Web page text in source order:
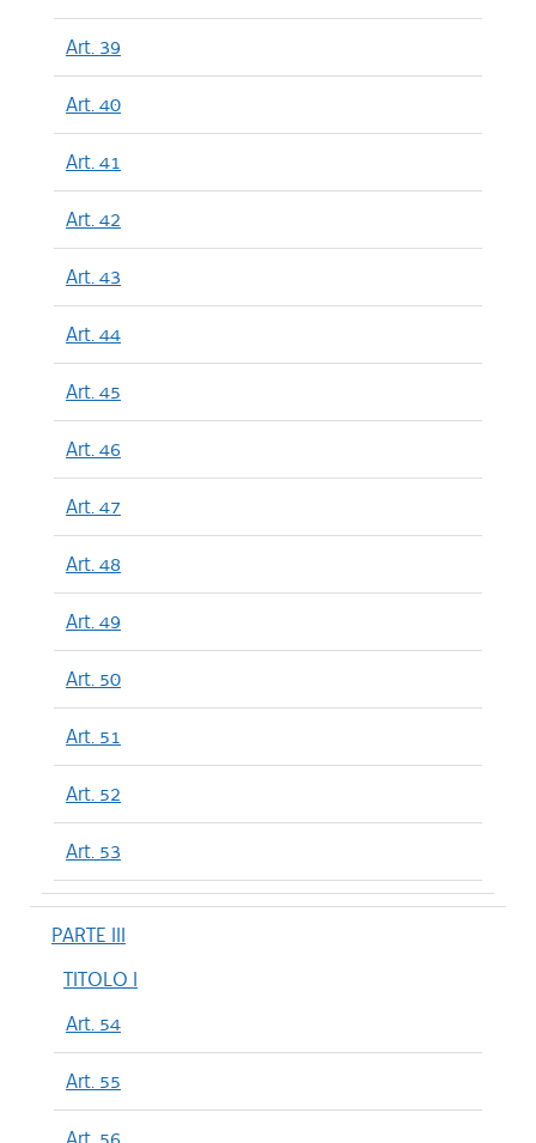
Art. 39
Art. 40
Art. 41
Art. 42
Art. 43
Art. 44
Art. 45
Art. 46
Art. 47
Art. 48
Art. 49
Art. 50
Art. 51
Art. 52
Art. 53
PARTE III
TITOLO I
Art. 54
Art. 55